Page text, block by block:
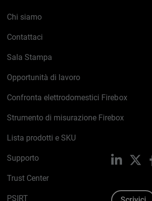
Chi siamo
Contattaci
Sala Stampa
Opportunità di lavoro
Confronta elettrodomestici Firebox
Strumento di misurazione Firebox
Lista prodotti e SKU
Supporto
Trust Center
PSIRT
LinkedIn